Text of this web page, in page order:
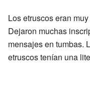
Los etruscos eran
Dejaron muchas
mensajes en tumbas.
etruscos tenían una